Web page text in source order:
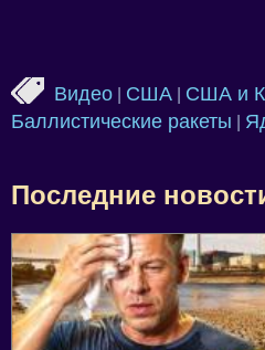
Видео США США и
Баллистические ракеты
Последние